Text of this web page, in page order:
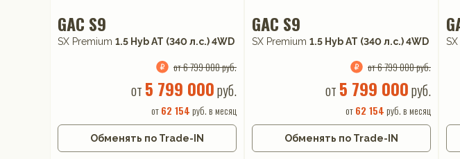
GAC S9
SX Premium 1.5 Hyb AT (340 л.с.) 4WD
от 6 799 000 руб.
от 5 799 000руб.
от62 154 руб. в месяц
Обменять по Trade-IN
GAC S9
SX Premium 1.5 Hyb AT (340 л.с.) 4WD
от 6 799 000 руб.
от 5 799 000руб.
от62 154 руб. в месяц
Обменять по Trade-IN